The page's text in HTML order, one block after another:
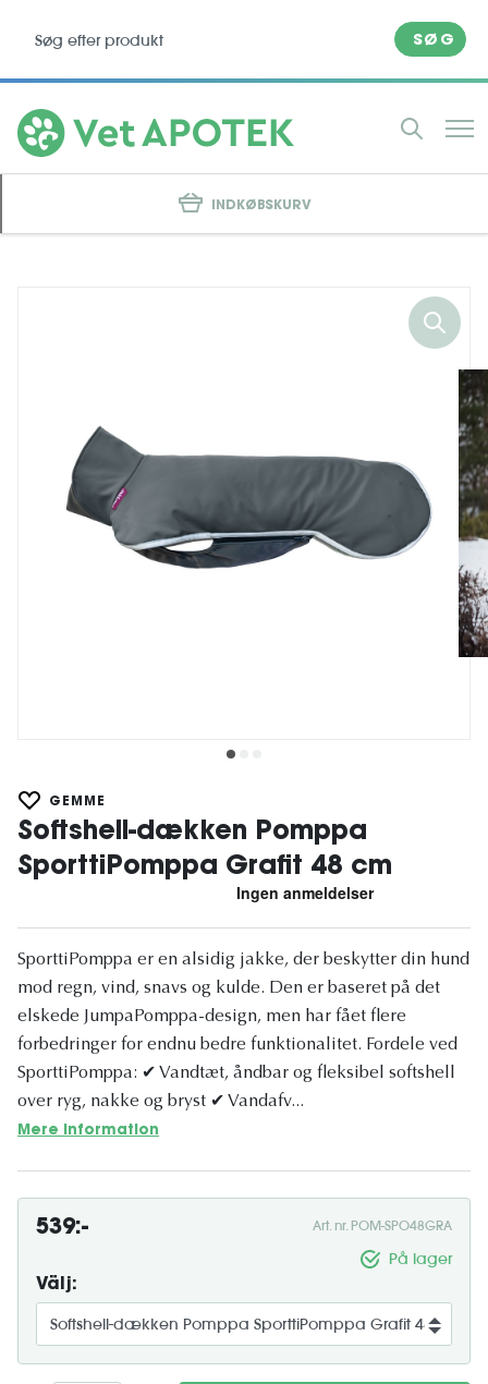
SØG
INDKØBSKURV
GEMME
Softshell-dækken Pomppa
SporttiPomppa Grafit 48 cm
SporttiPomppa er en alsidig jakke, der beskytter din hund
mod regn, vind, snavs og kulde. Den er baseret på det
elskede JumpaPomppa-design, men har fået flere
forbedringer for endnu bedre funktionalitet. Fordele ved
SporttiPomppa: ✔ Vandtæt, åndbar og fleksibel softshell
over ryg, nakke og bryst ✔ Vandafv...
Mere information
539:- Art. nr. POM-SPO48GRA
På lager
Välj: